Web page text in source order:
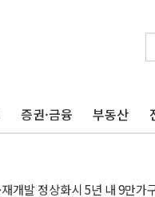
증권·금융 부동산
보K-맞춤건강보험' 6개월 배
특별공급 경쟁률… 실수요자
: 오만의 신' 26일 출시, 유저
개발 정상화시 5년 내 9만가